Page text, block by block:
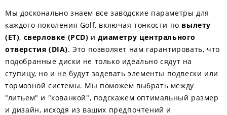
Мы досконально знаем все заводские параметры для
каждого поколения Golf, включая тонкости по вылету
(ЕТ), сверловке (PCD) идиаметру центрального
отверстия (DIA). Это позволяет нам гарантировать, что
подобранные диски не только идеально сядут на
ступицу, но и не будут задевать элементы подвески или
тормозной системы. Мы поможем выбрать между
"литьем" и "кованкой", подскажем оптимальный размер
и дизайн, исходя из ваших предпочтений и